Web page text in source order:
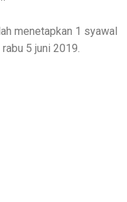
menetapkan 1 syawal
5 juni 2019.